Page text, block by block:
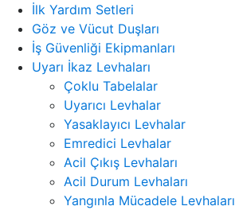
İlk Yardım Setleri
Göz ve Vücut Duşları
İş Güvenliği Ekipmanları
Uyarı İkaz Levhaları
Çoklu Tabelalar
Uyarıcı Levhalar
Yasaklayıcı Levhalar
Emredici Levhalar
Acil Çıkış Levhaları
Acil Durum Levhaları
Yangınla Mücadele Levhaları